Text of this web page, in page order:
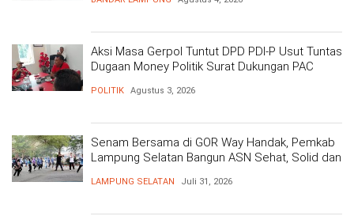
Aksi Masa Gerpol Tuntut DPD PDI-P Usut Tuntas
Dugaan Money Politik Surat Dukungan PAC
POLITIK Agustus 3, 2026
Senam Bersama di GOR Way Handak, Pemkab
Lampung Selatan Bangun ASN Sehat, Solid dan
LAMPUNG SELATAN Juli 31, 2026